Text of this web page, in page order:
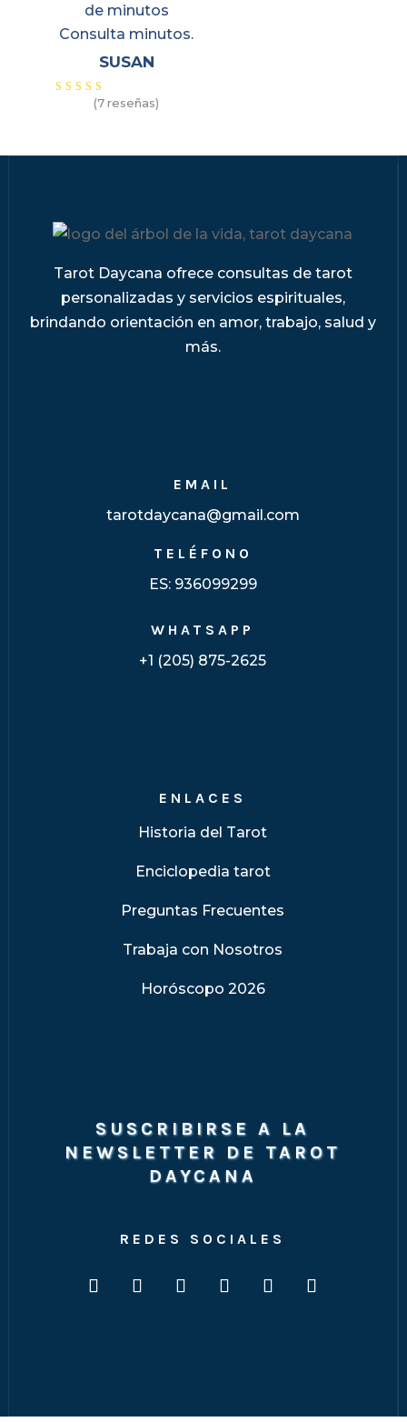
SUSAN
Valorado
con
(7 reseñas)
Tarot Daycana ofrece consultas de tarot
personalizadas y servicios espirituales,
brindando orientación en amor, trabajo, salud y
más.
EMAIL
tarotdaycana@gmail.com
TELÉFONO
ES: 936099299
WHATSAPP
+1 (205) 875-2625
ENLACES
Historia del Tarot
Enciclopedia tarot
Preguntas Frecuentes
Trabaja con Nosotros
Horóscopo 2026
SUSCRIBIRSE A LA
NEWSLETTER DE TAROT
DAYCANA
REDES SOCIALES